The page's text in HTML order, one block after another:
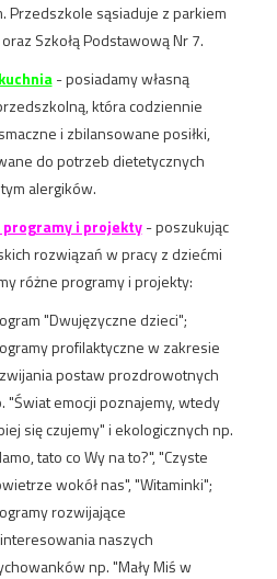
Przedszkole sąsiaduje z parkiem
Szkołą Podstawową Nr 7.
- posiadamy własną
która codziennie
i zbilansowane posiłki,
do potrzeb dietetycznych
alergików.
programy i projekty- poszukując
rozwiązań w pracy z dziećmi
różne programy i projekty:
"Dwujęzyczne dzieci";
profilaktyczne w zakresie
postaw prozdrowotnych
"Świat emocji poznajemy, wtedy
się czujemy" i ekologicznych np.
tato co Wy na to?", "Czyste
wokół nas", "Witaminki";
rozwijające
naszych
np. "Mały Miś w